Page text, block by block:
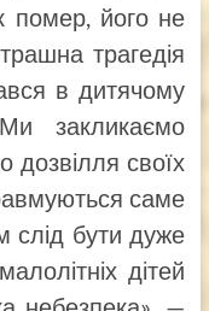
помер, його не
трагедія
в дитячому
закликаємо
дозвілля своїх
саме
слід бути дуже
дітей